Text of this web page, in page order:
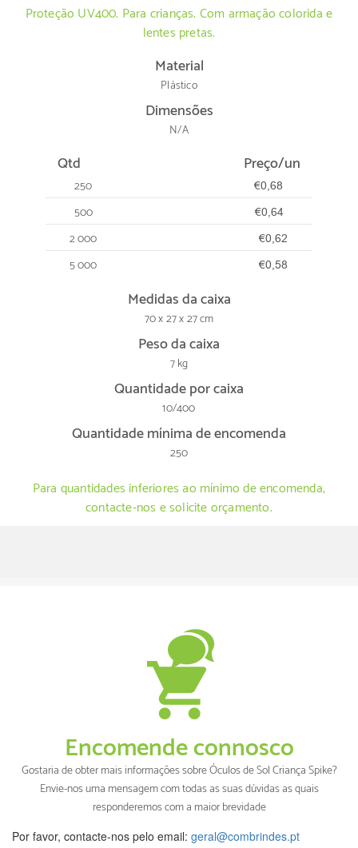
Proteção UV400. Para crianças. Com armação colorida e
lentes pretas.
Material
Plástico
Dimensões
N/A
Qtd Preço/un
250 €0,68
500 €0,64
2 000 €0,62
5 000 €0,58
Medidas da caixa
70 x 27 x 27 cm
Peso da caixa
7 kg
Quantidade por caixa
10/400
Quantidade mínima de encomenda
250
Para quantidades inferiores ao mínimo de encomenda,
contacte-nos e solicite orçamento.
Encomende connosco
Gostaria de obter mais informações sobre Óculos de Sol Criança Spike?
Envie-nos uma mensagem com todas as suas dúvidas as quais
responderemos com a maior brevidade
Por favor, contacte-nos pelo email: geral@combrindes.pt